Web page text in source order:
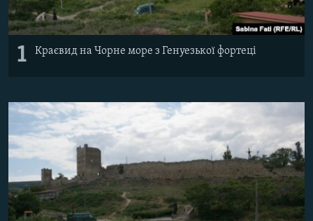
1 Краєвид на Чорне море з Генуезької фортеці